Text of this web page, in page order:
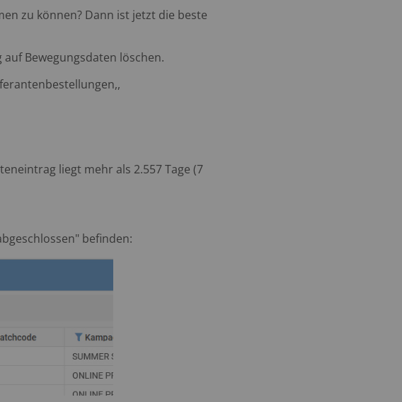
zu können? Dann ist jetzt die beste
Bewegungsdaten löschen.
liegt mehr als 2.557 Tage (7
befinden: